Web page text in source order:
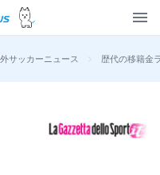
サッカーニュース > 歴代の移籍金